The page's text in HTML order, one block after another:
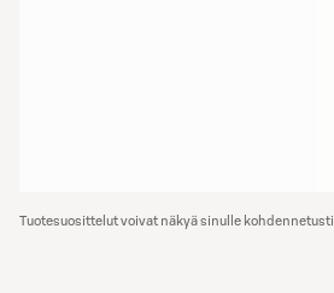
Tuotesuosittelut voivat näkyä sinulle kohdennetusti